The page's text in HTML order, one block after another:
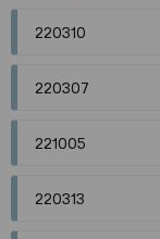
220310
220307
221005
220313